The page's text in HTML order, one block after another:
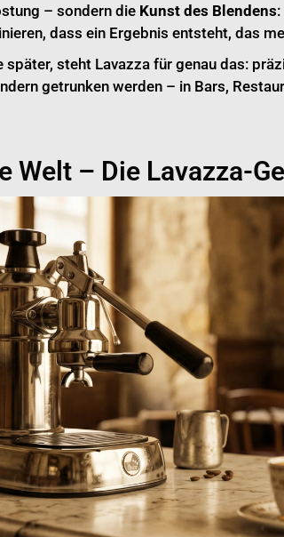
– sondern die Kunst des Blendens
dass ein Ergebnis entsteht, das
später, steht Lavazza für genau das:
getrunken werden – in Bars,
Welt – Die Lavazza-